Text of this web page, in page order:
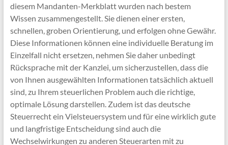
diesem Mandanten-Merkblatt wurden nach bestem
Wissen zusammengestellt. Sie dienen einer ersten,
schnellen, groben Orientierung, und erfolgen ohne Gewähr.
Diese Informationen können eine individuelle Beratung im
Einzelfall nicht ersetzen, nehmen Sie daher unbedingt
Rücksprache mit der Kanzlei, um sicherzustellen, dass die
von Ihnen ausgewählten Informationen tatsächlich aktuell
sind, zu Ihrem steuerlichen Problem auch die richtige,
optimale Lösung darstellen. Zudem ist das deutsche
Steuerrecht ein Vielsteuersystem und für eine wirklich gute
und langfristige Entscheidung sind auch die
Wechselwirkungen zu anderen Steuerarten mit zu